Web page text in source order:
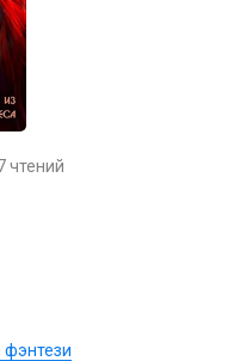
чтений